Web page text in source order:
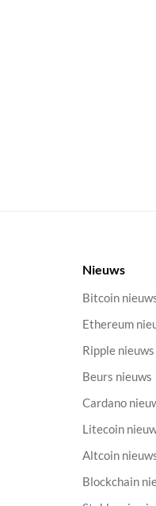
Nieuws
Bitcoin
Ethereum
Ripple nieuws
Beurs nieuws
Cardano
Litecoin
Altcoin
Blockchain